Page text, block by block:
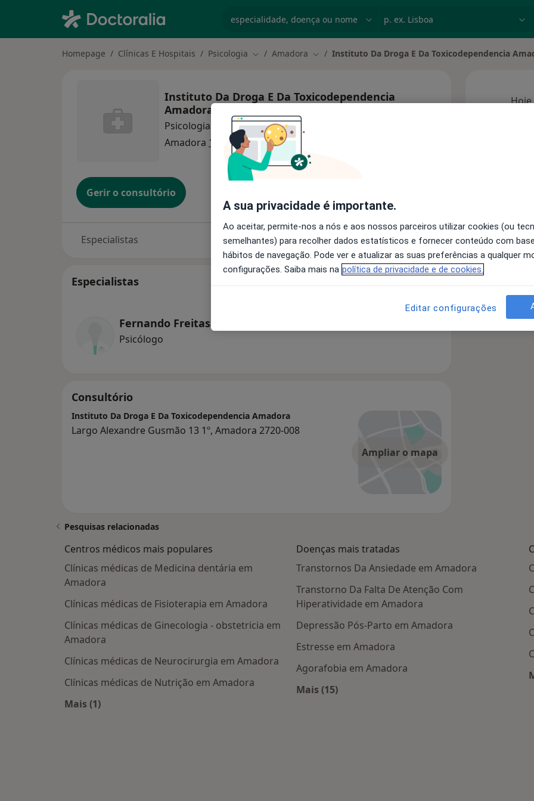
Homepage Clínicas E Hospitais Psicologia Mudar de cidade
Amadora Mudar de cidade
Instituto Da Droga E Da Toxicodependencia
Instituto Da Droga E Da Toxicodependencia
Amadora
Psicologia
Amadora 1 endereço
Gerir o consultório
Especialistas Consultórios
Especialistas
Fernando Freitas
Psicólogo
Consultório
Ampliar o mapa
Instituto Da Droga E Da Toxicodependencia Amadora
Largo Alexandre Gusmão 13 1º, Amadora 2720-008
Hoje
Pesquisas relacionadas
Centros médicos mais populares
Clínicas médicas de Medicina dentária em
Amadora
Clínicas médicas de Fisioterapia em Amadora
Clínicas médicas de Ginecologia - obstetricia em
Amadora
Clínicas médicas de Neurocirurgia em Amadora
Clínicas médicas de Nutrição em Amadora
Mais (1)
Doenças mais tratadas
Transtornos Da Ansiedade em Amadora
Transtorno Da Falta De Atenção Com
Hiperatividade em Amadora
Depressão Pós-Parto em Amadora
Estresse em Amadora
Agorafobia em Amadora
Mais (15)
A sua privacidade é importante.
Ao aceitar, permite-nos a nós e aos nossos parceiros utilizar cookies (ou
semelhantes) para recolher dados estatísticos e fornecer conteúdo com
hábitos de navegação. Pode ver e atualizar as suas preferências a qualquer
configurações. Saiba mais na política de privacidade e de cookies.
Editar configurações